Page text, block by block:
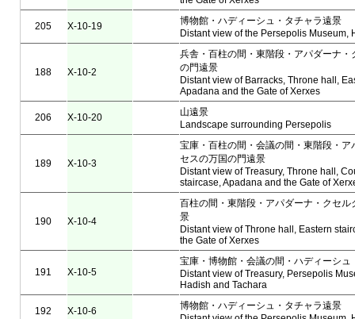
205 X-10-19
博物館・ハディーシュ・タチャラ遠景
Distant view of the Persepolis Museum,
188 X-10-2
兵舎・百柱の間・東階段・アパダーナ・
の門遠景
Distant view of Barracks, Throne hall,
Apadana and the Gate of Xerxes
206 X-10-20
山遠景
Landscape surrounding Persepolis
189 X-10-3
宝庫・百柱の間・会議の間・東階段・ア
セスの万国の門遠景
Distant view of Treasury, Throne hall,
staircase, Apadana and the Gate of
190 X-10-4
百柱の間・東階段・アパダーナ・クセル
景
Distant view of Throne hall, Eastern
the Gate of Xerxes
191 X-10-5
宝庫・博物館・会議の間・ハディーシ
Distant view of Treasury, Persepolis
Hadish and Tachara
192 X-10-6
博物館・ハディーシュ・タチャラ遠景